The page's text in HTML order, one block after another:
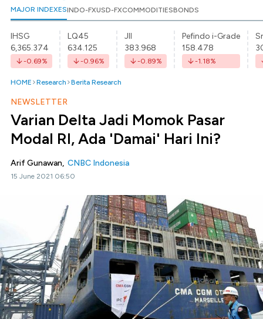
MAJOR INDEXESINDO-FXUSD-FXCOMMODITIESBONDS
IHSG
6,365.374
-0.69%
LQ45
634.125
-0.96%
JII
383.968
-0.89%
Pefindo i-Grade
158.478
-1.18%
HOME Research Berita Research
NEWSLETTER
Varian Delta Jadi Momok Pasar
Modal RI, Ada 'Damai' Hari Ini?
Arif Gunawan, CNBC Indonesia
15 June 2021 06:50